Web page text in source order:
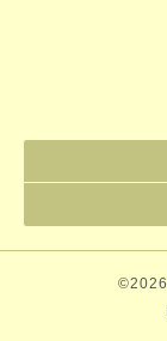
©2026